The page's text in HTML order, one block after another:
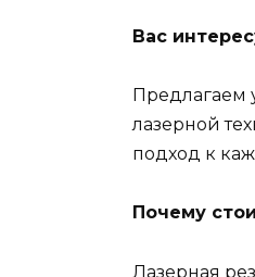
Вас
Предлагаем
лазерной
подход к
Почему
Лазерная